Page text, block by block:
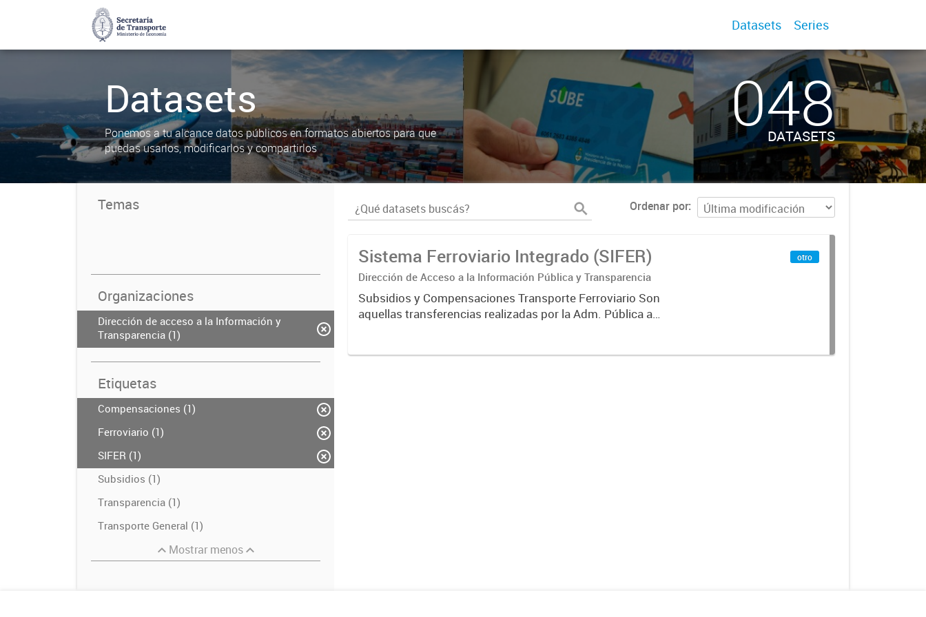
Datasets Series
Datasets
Ponemos a tu alcance datos públicos en formatos abiertos para que
puedas usarlos, modificarlos y compartirlos
048
DATASETS
Temas
Organizaciones
Dirección de acceso a la Información y
Transparencia (1)
Etiquetas
Compensaciones (1)
Ferroviario (1)
SIFER (1)
Subsidios (1)
Transparencia (1)
Transporte General (1)
Mostrar menos
Ordenar por
Sistema Ferroviario Integrado (SIFER)
Dirección de Acceso a la Información Pública y Transparencia
Subsidios y Compensaciones Transporte Ferroviario Son
aquellas transferencias realizadas por la Adm. Pública a
otro